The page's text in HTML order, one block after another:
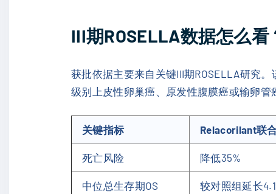
III期ROSELLA数据怎么看
获批依据主要来自关键III期ROSELLA研究
级别上皮性卵巢癌、原发性腹膜癌或输卵管
关键指标 Relacorilant联
死亡风险 降低35%
中位总生存期OS 较对照组延长